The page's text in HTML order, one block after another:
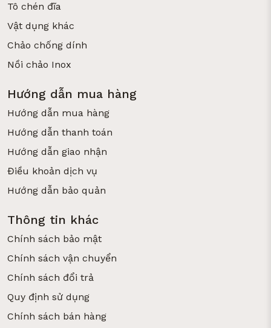
Tô chén đĩa
Vật dụng khác
Chảo chống dính
Nồi chảo Inox
Hướng dẫn mua hàng
Hướng dẫn mua hàng
Hướng dẫn thanh toán
Hướng dẫn giao nhận
Điều khoản dịch vụ
Hướng dẫn bảo quản
Thông tin khác
Chính sách bảo mật
Chính sách vận chuyển
Chính sách đổi trả
Quy định sử dụng
Chính sách bán hàng